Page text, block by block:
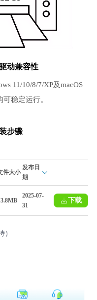
动兼容性
11/10/8/7/XP及macOS
稳定运行。
步骤
件大小
发布日
期
3.8MB
2025-07-
31
下载